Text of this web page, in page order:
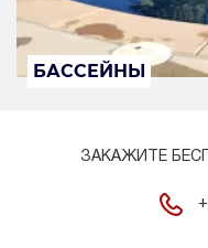
БАССЕЙНЫ
ЗАКАЖИТЕ